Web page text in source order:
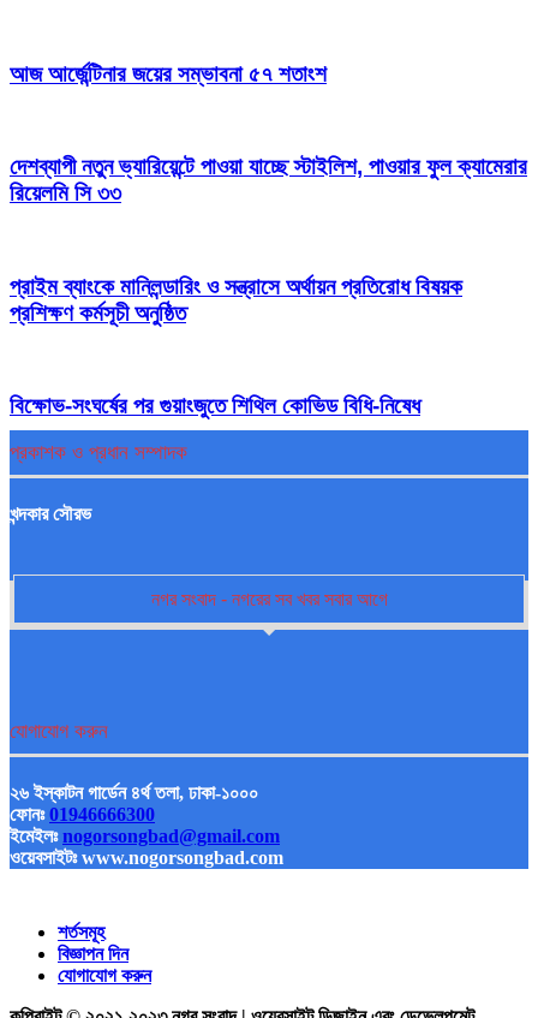
আজ আর্জেন্টিনার জয়ের সম্ভাবনা ৫৭ শতাংশ
দেশব্যাপী নতুন ভ্যারিয়েন্টে পাওয়া যাচ্ছে স্টাইলিশ, পাওয়ার ফুল ক্যামেরার
রিয়েলমি সি ৩৩
প্রাইম ব্যাংকে মানিলন্ডারিং ও সন্ত্রাসে অর্থায়ন প্রতিরোধ বিষয়ক
প্রশিক্ষণ কর্মসূচী অনুষ্ঠিত
বিক্ষোভ-সংঘর্ষের পর গুয়াংজুতে শিথিল কোভিড বিধি-নিষেধ
প্রকাশক ও প্রধান সম্পাদক
খন্দকার সৌরভ
নগর সংবাদ - নগরের সব খবর সবার আগে
যোগাযোগ করুন
২৬ ইস্কাটন গার্ডেন ৪র্থ তলা, ঢাকা-১০০০
ফোনঃ01946666300
ইমেইলঃnogorsongbad@gmail.com
ওয়েবসাইটঃ www.nogorsongbad.com
শর্তসমূহ
বিজ্ঞাপন দিন
যোগাযোগ করুন